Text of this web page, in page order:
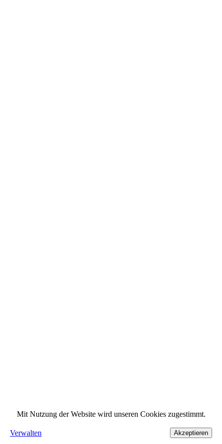
Mit Nutzung der Website wird unseren Cookies zugestimmt.
Verwalten Akzeptieren